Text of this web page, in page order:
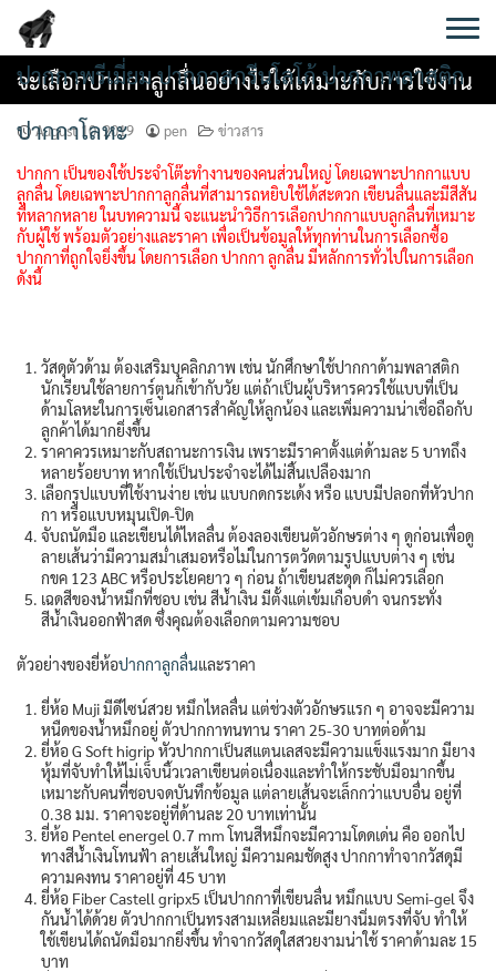
content
ปากกาพรีเมี่ยม ปากกาสกรีนโลโก้ ปากกาพลาสติก
ปากกาโลหะ
จะเลือกปากกาลูกลื่นอย่างไรให้เหมาะกับการใช้งาน
August 10, 2019 pen ข่าวสาร
ปากกา เป็นของใช้ประจำโต๊ะทำงานของคนส่วนใหญ่ โดยเฉพาะปากกาแบบ
ลูกลื่น โดยเฉพาะปากกาลูกลื่นที่สามารถหยิบใช้ได้สะดวก เขียนลื่นและมีสีสัน
ที่หลากหลาย ในบทความนี้ จะแนะนำวิธีการเลือกปากกาแบบลูกลื่นที่เหมาะ
กับผู้ใช้ พร้อมตัวอย่างและราคา เพื่อเป็นข้อมูลให้ทุกท่านในการเลือกซื้อ
ปากกาที่ถูกใจยิ่งขึ้น โดยการเลือก ปากกา ลูกลื่น มีหลักการทั่วไปในการเลือก
ดังนี้
วัสดุตัวด้าม ต้องเสริมบุคลิกภาพ เช่น นักศึกษาใช้ปากกาด้ามพลาสติก
นักเรียนใช้ลายการ์ตูนก็เข้ากับวัย แต่ถ้าเป็นผู้บริหารควรใช้แบบที่เป็น
ด้ามโลหะในการเซ็นเอกสารสำคัญให้ลูกน้อง และเพิ่มความน่าเชื่อถือกับ
ลูกค้าได้มากยิ่งขึ้น
ราคาควรเหมาะกับสถานะการเงิน เพราะมีราคาตั้งแต่ด้ามละ 5 บาทถึง
หลายร้อยบาท หากใช้เป็นประจำจะได้ไม่สิ้นเปลืองมาก
เลือกรูปแบบที่ใช้งานง่าย เช่น แบบกดกระเด้ง หรือ แบบมีปลอกที่หัวปาก
กา หรือแบบหมุนเปิด-ปิด
จับถนัดมือ และเขียนได้ไหลลื่น ต้องลองเขียนตัวอักษรต่าง ๆ ดูก่อนเพื่อดู
ลายเส้นว่ามีความสม่ำเสมอหรือไม่ในการตวัดตามรูปแบบต่าง ๆ เช่น
กขค 123 ABC หรือประโยคยาว ๆ ก่อน ถ้าเขียนสะดุด ก็ไม่ควรเลือก
เฉดสีของน้ำหมึกที่ชอบ เช่น สีน้ำเงิน มีตั้งแต่เข้มเกือบดำ จนกระทั่ง
สีน้ำเงินออกฟ้าสด ซึ่งคุณต้องเลือกตามความชอบ
ตัวอย่างของยี่ห้อปากกาลูกลื่นและราคา
ยี่ห้อ Muji มีดีไซน์สวย หมึกไหลลื่น แต่ช่วงตัวอักษรแรก ๆ อาจจะมีความ
หนืดของน้ำหมึกอยู่ ตัวปากกาทนทาน ราคา 25-30 บาทต่อด้าม
ยี่ห้อ G Soft higrip หัวปากกาเป็นสแตนเลสจะมีความแข็งแรงมาก มียาง
หุ้มที่จับทำให้ไม่เจ็บนิ้วเวลาเขียนต่อเนื่องและทำให้กระชับมือมากขึ้น
เหมาะกับคนที่ชอบจดบันทึกข้อมูล แต่ลายเส้นจะเล็กกว่าแบบอื่น อยู่ที่
0.38 มม. ราคาจะอยู่ที่ด้านละ 20 บาทเท่านั้น
ยี่ห้อ Pentel energel 0.7 mm โทนสีหมึกจะมีความโดดเด่น คือ ออกไป
ทางสีน้ำเงินโทนฟ้า ลายเส้นใหญ่ มีความคมชัดสูง ปากกาทำจากวัสดุมี
ความคงทน ราคาอยู่ที่ 45 บาท
ยี่ห้อ Fiber Castell gripx5 เป็นปากกาที่เขียนลื่น หมึกแบบ Semi-gel จึง
กันน้ำได้ด้วย ตัวปากกาเป็นทรงสามเหลี่ยมและมียางนิ่มตรงที่จับ ทำให้
ใช้เขียนได้ถนัดมือมากยิ่งขึ้น ทำจากวัสดุใสสวยงามน่าใช้ ราคาด้ามละ 15
บาท